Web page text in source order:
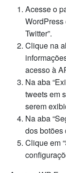
Acesse o
WordPress
Twitter”.
Clique na
acesso à
Na aba
tweets em
serem
Na aba
dos botões
Clique em